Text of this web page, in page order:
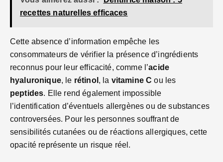
recettes naturelles efficaces
Cette absence d’information empêche les
consommateurs de vérifier la présence d’ingrédients
reconnus pour leur efficacité, comme l’acide
hyaluronique, le rétinol , la vitamine C ou les
peptides. Elle rend également impossible
l’identification d’éventuels allergènes ou de substances
controversées. Pour les personnes souffrant de
sensibilités cutanées ou de réactions allergiques, cette
opacité représente un risque réel.